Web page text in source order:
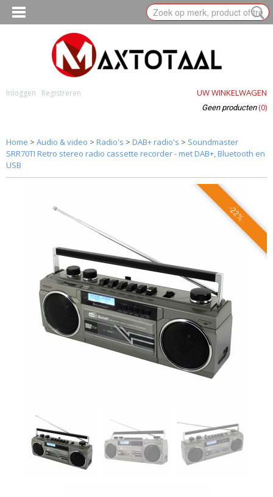
Inloggen Registreren UW WINKELWAGEN
Geen producten (0)
Home > Audio & video > Radio's > DAB+ radio's > Soundmaster
SRR70TI Retro stereo radio cassette recorder - met DAB+, Bluetooth en
USB
-22%